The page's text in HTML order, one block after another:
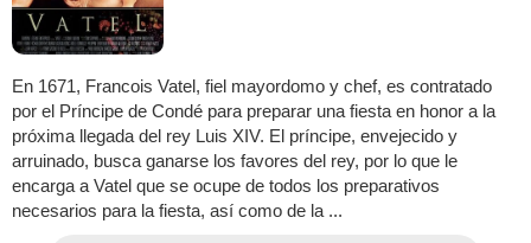
En 1671, Francois Vatel, fiel mayordomo y chef, es contratado
por el Príncipe de Condé para preparar una fiesta en honor a la
próxima llegada del rey Luis XIV. El príncipe, envejecido y
arruinado, busca ganarse los favores del rey, por lo que le
encarga a Vatel que se ocupe de todos los preparativos
necesarios para la fiesta, así como de la ...